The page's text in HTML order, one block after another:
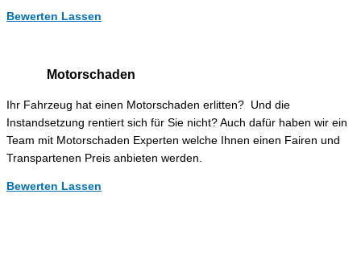
Bewerten Lassen
Motorschaden
Ihr Fahrzeug hat einen Motorschaden erlitten? Und die
Instandsetzung rentiert sich für Sie nicht? Auch dafür haben wir ein
Team mit Motorschaden Experten welche Ihnen einen Fairen und
Transpartenen Preis anbieten werden.
Bewerten Lassen